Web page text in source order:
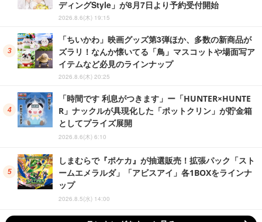
ディングStyle」が8月7日より予約受付開始
2026.8.6(木) 19:15
「ちいかわ」映画グッズ第3弾ほか、多数の新商品が
ズラリ！なんか懐いてる「鳥」マスコットや場面写ア
イテムなど必見のラインナップ
2026.8.6(木) 20:25
「時間です 利息がつきます」ー「HUNTER×HUNTE
R」ナックルが具現化した「ポットクリン」が貯金箱
としてプライズ展開
2026.8.6(木) 6:10
しまむらで『ポケカ』が抽選販売！拡張パック「スト
ームエメラルダ」「アビスアイ」各1BOXをラインナ
ップ
2026.8.5(水) 14:00